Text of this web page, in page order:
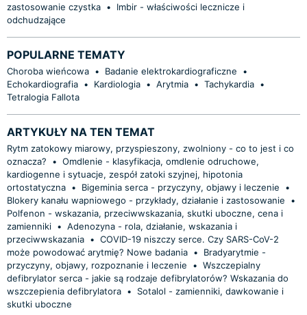
zastosowanie czystka •
Imbir - właściwości lecznicze i
odchudzające
POPULARNE TEMATY
Choroba wieńcowa • Badanie elektrokardiograficzne
•
Echokardiografia • Kardiologia • Arytmia • Tachykardia •
Tetralogia Fallota
ARTYKUŁY NA TEN TEMAT
Rytm zatokowy miarowy, przyspieszony, zwolniony - co to jest i co
oznacza?
• Omdlenie - klasyfikacja, omdlenie odruchowe,
kardiogenne i sytuacje, zespół zatoki szyjnej, hipotonia
ortostatyczna • Bigeminia serca - przyczyny, objawy i leczenie
•
Blokery kanału wapniowego - przykłady, działanie i zastosowanie
•
Polfenon - wskazania, przeciwwskazania, skutki uboczne, cena i
zamienniki • Adenozyna - rola, działanie, wskazania i
przeciwwskazania • COVID-19 niszczy serce. Czy SARS-CoV-2
może powodować arytmię? Nowe badania •
Bradyarytmie -
przyczyny, objawy, rozpoznanie i leczenie
• Wszczepialny
defibrylator serca - jakie są rodzaje defibrylatorów? Wskazania do
wszczepienia defibrylatora •
Sotalol - zamienniki, dawkowanie i
skutki uboczne